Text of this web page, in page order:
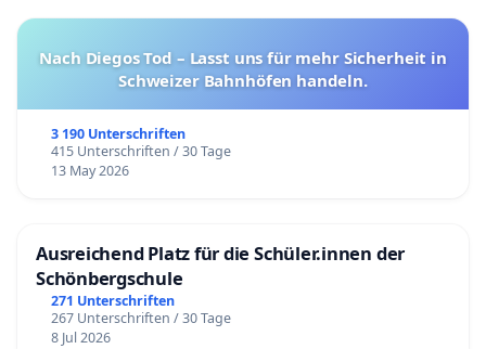
Nach Diegos Tod – Lasst uns für mehr Sicherheit in
Schweizer Bahnhöfen handeln.
3 190 Unterschriften
415 Unterschriften / 30 Tage
13 May 2026
Ausreichend Platz für die Schüler.innen der
Schönbergschule
271 Unterschriften
267 Unterschriften / 30 Tage
8 Jul 2026